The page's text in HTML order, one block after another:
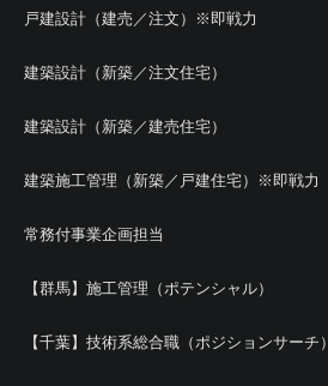
戸建設計（建売／注文）※即戦力
建築設計（新築／注文住宅）
建築設計（新築／建売住宅）
建築施工管理（新築／戸建住宅）※即戦力
常務付事業企画担当
【群馬】施工管理（ポテンシャル）
【千葉】技術系総合職（ポジションサーチ）